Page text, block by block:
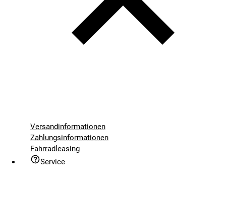
Versandinformationen
Zahlungsinformationen
Fahrradleasing
Service